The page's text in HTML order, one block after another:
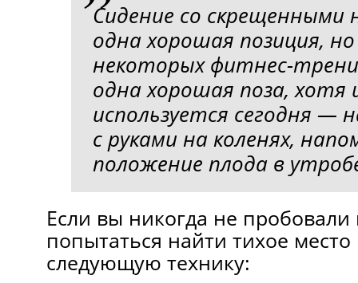
Сидение со скрещенными
одна хорошая позиция,
некоторых фитнес-
одна хорошая поза, хотя
используется сегодня —
с руками на коленях,
положение плода в
Если вы никогда не
попытаться найти тихое
следующую технику: